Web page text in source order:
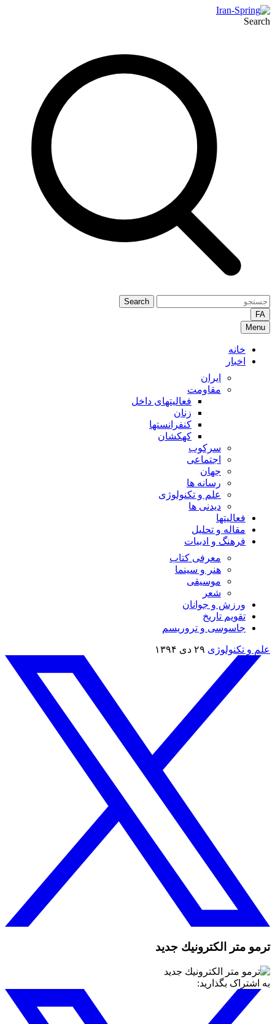
Search
Search
FA
Menu
خانه
اخبار
ایران
مقاومت
فعالیتهای داخل
زنان
کنفرانستها
کهکشان
سرکوب
اجتماعی
جهان
رسانه ها
علم و تکنولوژی
دیدنی ها
فعالیتها
مقاله و تحلیل
فرهنگ و ادبیات
معرفی کتاب
هنر و سینما
موسیقی
شعر
ورزش و جوانان
تقویم تاريخ
جاسوسی و تروریسم
علم و تکنولوژی ۲۹ دی ۱۳۹۴
ترمو متر الكترونيك جديد
به اشتراک بگذارید: